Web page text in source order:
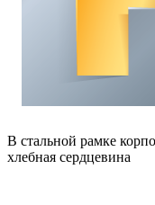
В стальной рамке
хлебная сердцевина